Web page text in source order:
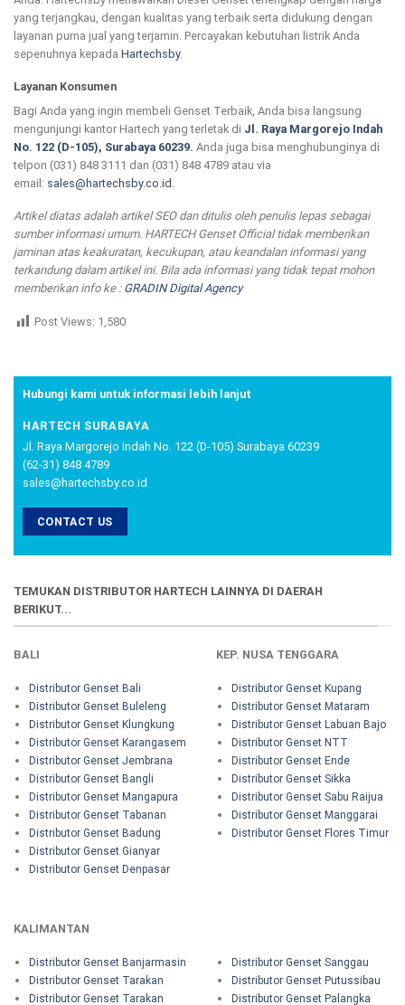
yang terjangkau, dengan kualitas yang terbaik serta didukung dengan
layanan purna jual yang terjamin. Percayakan kebutuhan listrik Anda
sepenuhnya kepada Hartechsby.
Layanan Konsumen
Bagi Anda yang ingin membeli Genset Terbaik, Anda bisa langsung
mengunjungi kantor Hartech yang terletak di Jl. Raya Margorejo Indah
No. 122 (D-105), Surabaya 60239. Anda juga bisa menghubunginya di
telpon (031) 848 3111 dan (031) 848 4789 atau via
email: sales@hartechsby.co.id
Artikel diatas adalah artikel SEO dan ditulis oleh penulis lepas sebagai
sumber informasi umum. HARTECH Genset Official tidak memberikan
jaminan atas keakuratan, kecukupan, atau keandalan informasi yang
terkandung dalam artikel ini. Bila ada informasi yang tidak tepat mohon
memberikan info ke : GRADIN Digital Agency
Post Views: 1,580
Hubungi kami untuk informasi lebih lanjut
HARTECH SURABAYA
Jl. Raya Margorejo Indah No. 122 (D-105) Surabaya 60239
(62-31) 848 4789
sales@hartechsby.co.id
CONTACT US
TEMUKAN DISTRIBUTOR HARTECH LAINNYA DI DAERAH
BERIKUT...
BALI
Distributor Genset Bali
Distributor Genset Buleleng
Distributor Genset Klungkung
Distributor Genset Karangasem
Distributor Genset Jembrana
Distributor Genset Bangli
Distributor Genset Mangapura
Distributor Genset Tabanan
Distributor Genset Badung
Distributor Genset Gianyar
Distributor Genset Denpasar
KEP. NUSA TENGGARA
Distributor Genset Kupang
Distributor Genset Mataram
Distributor Genset Labuan Bajo
Distributor Genset NTT
Distributor Genset Ende
Distributor Genset Sikka
Distributor Genset Sabu Raijua
Distributor Genset Manggarai
Distributor Genset Flores Timur
KALIMANTAN
Distributor Genset Banjarmasin
Distributor Genset Tarakan
Distributor Genset Tarakan
Distributor Genset Sanggau
Distributor Genset Putussibau
Distributor Genset Palangka